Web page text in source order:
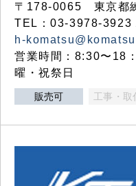
〒178-0065 東京都
TEL：03-3978-3923
h-
営業時間：8:30〜18
曜・祝祭日
販売可 工事・取